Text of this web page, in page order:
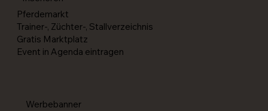
Pferdemarkt
Trainer-, Züchter-, Stallverzeichnis
Gratis Marktplatz
Event in Agenda eintragen
Werbebanner